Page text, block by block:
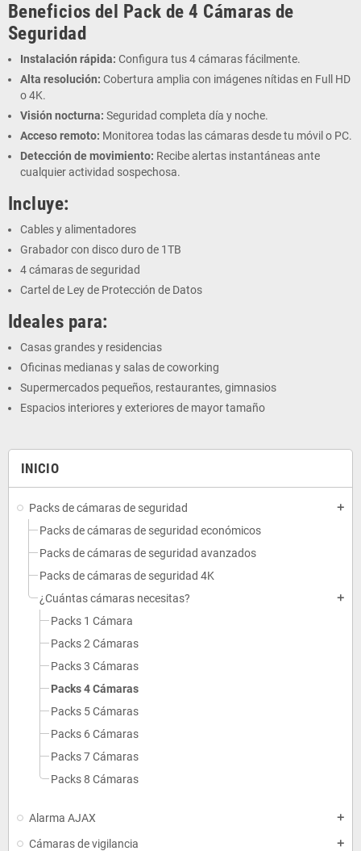
INICIO
Packs de cámaras de seguridad add
Packs de cámaras de seguridad económicos
Packs de cámaras de seguridad avanzados
Packs de cámaras de seguridad 4K
¿Cuántas cámaras necesitas?
add
Packs 1 Cámara
Packs 2 Cámaras
Packs 3 Cámaras
Packs 4 Cámaras
Packs 5 Cámaras
Packs 6 Cámaras
Packs 7 Cámaras
Packs 8 Cámaras
Alarma AJAX add
Cámaras de vigilancia add
Beneficios del Pack de 4 Cámaras de
Seguridad
Instalación rápida: Configura tus 4 cámaras fácilmente.
Alta resolución: Cobertura amplia con imágenes nítidas en Full HD
o 4K.
Visión nocturna: Seguridad completa día y noche.
Acceso remoto: Monitorea todas las cámaras desde tu móvil o PC.
Detección de movimiento: Recibe alertas instantáneas ante
cualquier actividad sospechosa.
Incluye:
Cables y alimentadores
Grabador con disco duro de 1TB
4 cámaras de seguridad
Cartel de Ley de Protección de Datos
Ideales para:
Casas grandes y residencias
Oficinas medianas y salas de coworking
Supermercados pequeños, restaurantes, gimnasios
Espacios interiores y exteriores de mayor tamaño